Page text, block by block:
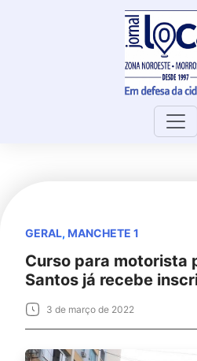
GERAL, MANCHETE 1
Curso para motorista
Santos já recebe
3 de março de 2022